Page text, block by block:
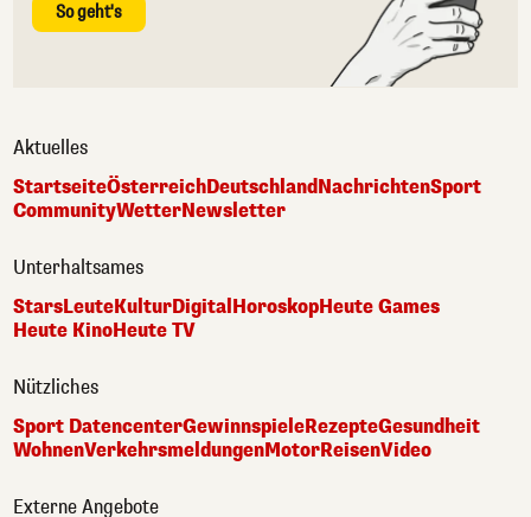
So geht's
Aktuelles
StartseiteÖsterreichDeutschlandNachrichtenSport
CommunityWetterNewsletter
Unterhaltsames
StarsLeuteKulturDigital HoroskopHeute Games
Heute KinoHeute TV
Nützliches
Sport DatencenterGewinnspieleRezepteGesundheit
WohnenVerkehrsmeldungenMotorReisenVideo
Externe Angebote